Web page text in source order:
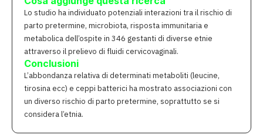
Lo studio ha individuato potenziali interazioni tra il rischio di
parto pretermine, microbiota, risposta immunitaria e
metabolica dell’ospite in 346 gestanti di diverse etnie
attraverso il prelievo di fluidi cervicovaginali.
Conclusioni
L’abbondanza relativa di determinati metaboliti (leucine,
tirosina ecc) e ceppi batterici ha mostrato associazioni con
un diverso rischio di parto pretermine, soprattutto se si
considera l’etnia.